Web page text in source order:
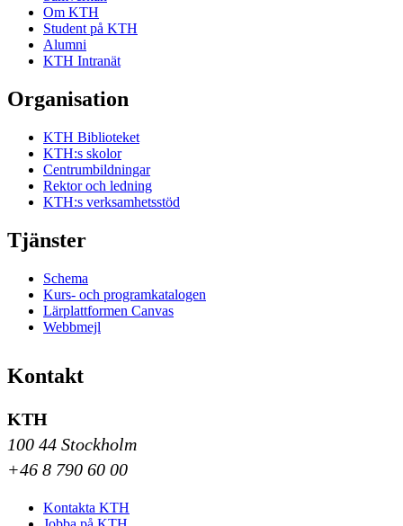
Om KTH
Student på KTH
Alumni
KTH Intranät
Organisation
KTH Biblioteket
KTH:s skolor
Centrumbildningar
Rektor och ledning
KTH:s verksamhetsstöd
Tjänster
Schema
Kurs- och programkatalogen
Lärplattformen Canvas
Webbmejl
Kontakt
KTH
100 44 Stockholm
+46 8 790 60 00
Kontakta KTH